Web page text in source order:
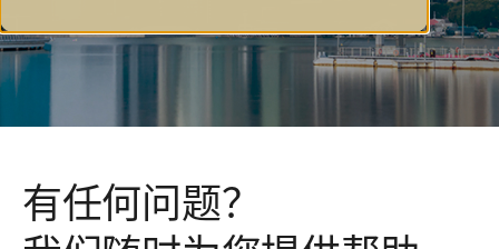
有任何问题？